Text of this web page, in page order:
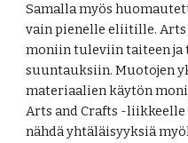
Samalla myös
vain pienelle eliitille.
moniin tuleviin taiteen
suuntauksiin. Muotojen
materiaalien käytön
Arts and Crafts -
nähdä yhtäläisyyksiä